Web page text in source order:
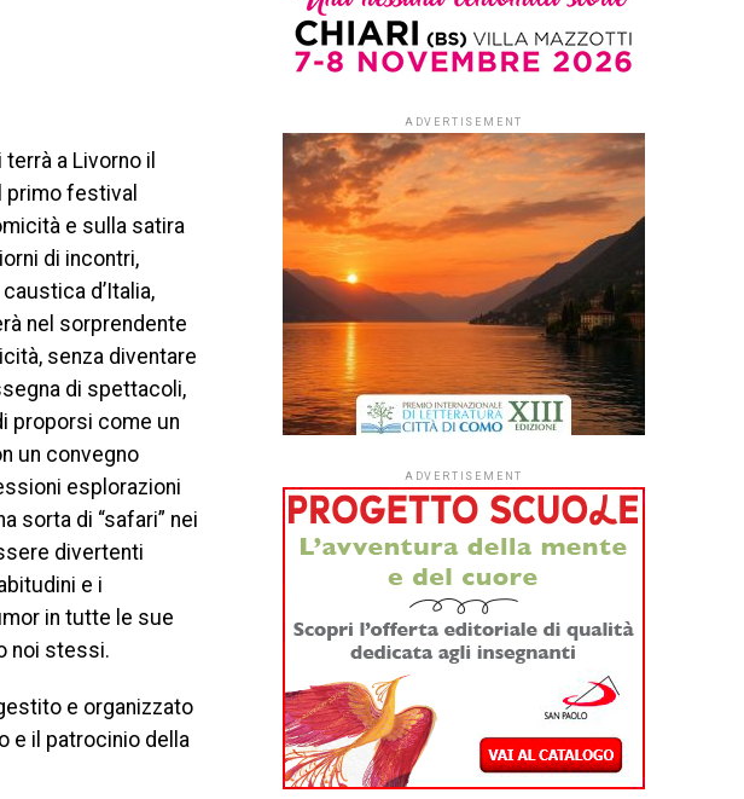
a Livorno il
primo festival
e sulla satira
di incontri,
d’Italia,
nel sorprendente
senza diventare
di spettacoli,
proporsi come un
un convegno
esplorazioni
sorta di “safari” nei
divertenti
e i
in tutte le sue
noi stessi.
e organizzato
e il patrocinio della
ADVERTISEMENT
ADVERTISEMENT